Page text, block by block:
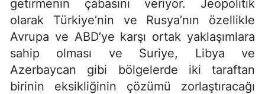
getirmenin çabasını veriyor. Jeopolitik
olarak Türkiye’nin ve Rusya’nın özellikle
Avrupa ve ABD’ye karşı ortak yaklaşımlara
sahip olması ve Suriye, Libya ve
Azerbaycan gibi bölgelerde iki taraftan
birinin eksikliğinin çözümü zorlaştıracağı